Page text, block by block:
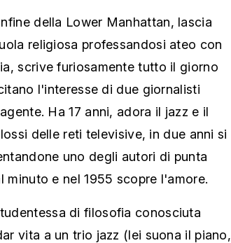
della Lower Manhattan, lascia
religiosa professandosi ateo con
scrive furiosamente tutto il giorno
l'interesse di due giornalisti
Ha 17 anni, adora il jazz e il
delle reti televisive, in due anni si
uno degli autori di punta
minuto e nel 1955 scopre l'amore.
di filosofia conosciuta
vita a un trio jazz (lei suona il piano,